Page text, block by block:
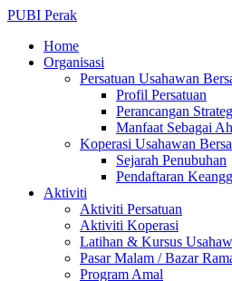
PUBI Perak
Home
Organisasi
Persatuan Usahawan
Profil Persatuan
Perancangan
Manfaat Sebagai
Koperasi Usahawan
Sejarah Penubuhan
Pendaftaran
Aktiviti
Aktiviti Persatuan
Aktiviti Koperasi
Latihan & Kursus
Pasar Malam / Bazar
Program Amal